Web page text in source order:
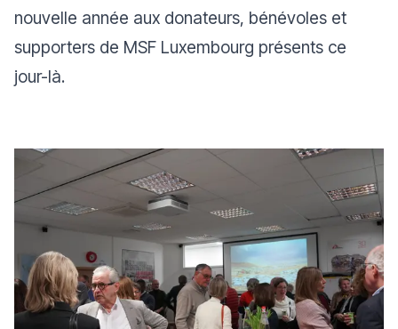
nouvelle année aux donateurs, bénévoles et
supporters de MSF Luxembourg présents ce
jour-là.